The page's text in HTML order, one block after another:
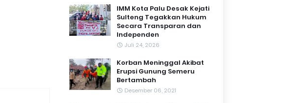
IMM Kota Palu Desak Kejati
Sulteng Tegakkan Hukum
Secara Transparan dan
Independen
Juli 24, 2026
Korban Meninggal Akibat
Erupsi Gunung Semeru
Bertambah
Desember 06, 2021